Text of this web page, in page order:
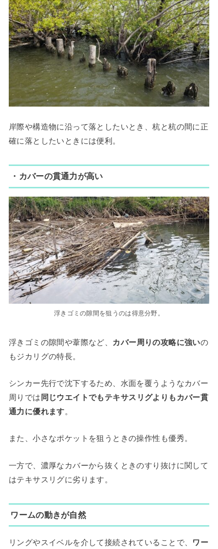
岸際や構造物に沿って落としたいとき、杭と杭の間に正
確に落としたいときには便利。
・カバーの貫通力が高い
浮きゴミの隙間を狙うのは得意分野。
浮きゴミの隙間や葦際など、 カバー周りの攻略に強いの
もジカリグの特長。
シンカー先行で沈下するため、水面を覆うようなカバー
周りでは 同じウエイトでもテキサスリグよりもカバー貫
通力に優れます。
また、小さなポケットを狙うときの操作性も優秀。
一方で、濃厚なカバーから抜くときのすり抜けに関して
はテキサスリグに劣ります。
ワームの動きが自然
リングやスイベルを介して接続されていることで、 ワー